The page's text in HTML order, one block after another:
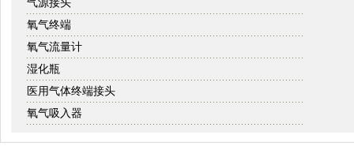
氧气终端
氧气流量计
湿化瓶
医用气体终端接头
氧气吸入器